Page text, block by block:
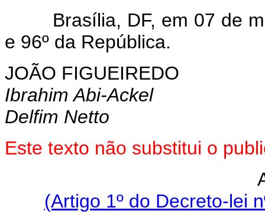
Brasília, DF, em 07 de
e 96º da República.
JOÃO FIGUEIREDO
Ibrahim Abi-Ackel
Delfim Netto
Este texto não substitui o
(Artigo 1º do Decreto-lei